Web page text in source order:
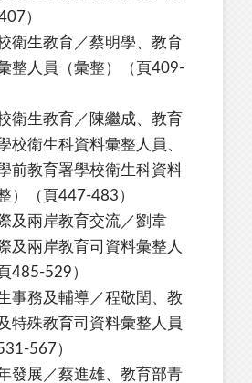
）
生教育／蔡明學、教育
整人員（彙整）（頁409-
生教育／陳繼成、教育
校衛生科資料彙整人員、
前教育署學校衛生科資料
）（頁447-483）
及兩岸教育交流／劉韋
及兩岸教育司資料彙整人
485-529）
務及輔導／程敬閏、教
特殊教育司資料彙整人員
567）
發展／蔡進雄、教育部青